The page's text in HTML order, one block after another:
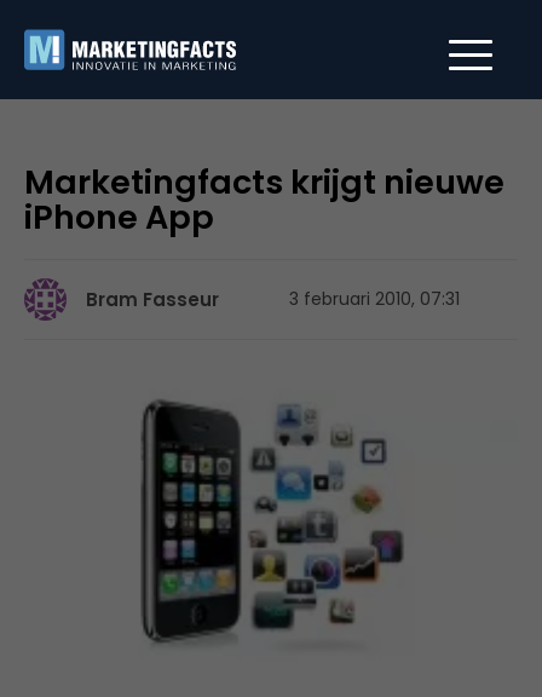
Marketingfacts krijgt nieuwe
iPhone App
Bram Fasseur 3 februari 2010, 07:31